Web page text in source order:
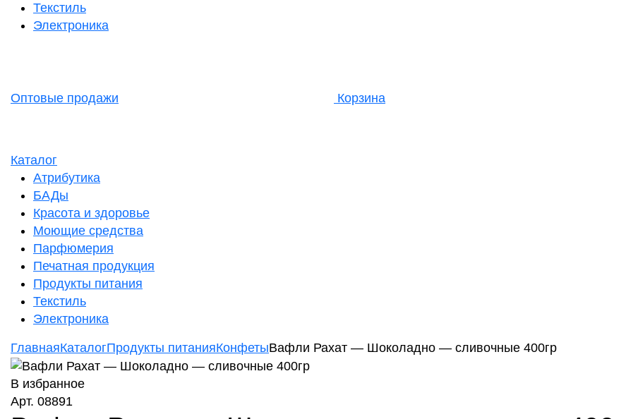
Текстиль
Электроника
Оптовые продажи Корзина
Каталог
Атрибутика
БАДы
Красота и здоровье
Моющие средства
Парфюмерия
Печатная продукция
Продукты питания
Текстиль
Электроника
ГлавнаяКаталогПродукты питанияКонфетыВафли Рахат — Шоколадно — сливочные 400гр
В избранное
Арт. 08891